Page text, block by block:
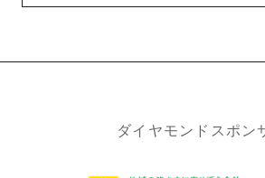
ダイヤモンドスポン